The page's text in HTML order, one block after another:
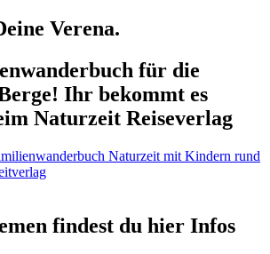
Verena.
für die
Ihr bekommt es
Naturzeit Reiseverlag
findest du hier Infos